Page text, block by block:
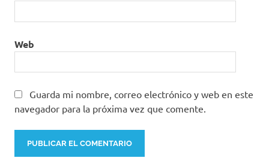
Web
Guarda mi nombre, correo electrónico y web en este
navegador para la próxima vez que comente.